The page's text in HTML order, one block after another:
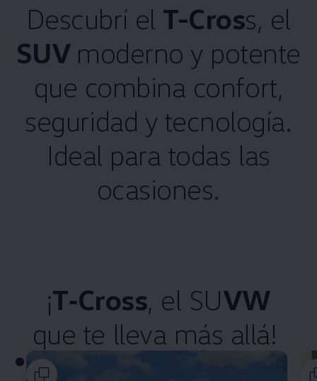
Descubrí el T-Cross, el
SUV moderno y potente
que combina confort,
seguridad y tecnología.
Ideal para todas las
ocasiones.
¡T‑Cross, el SUVW
que te lleva más allá!